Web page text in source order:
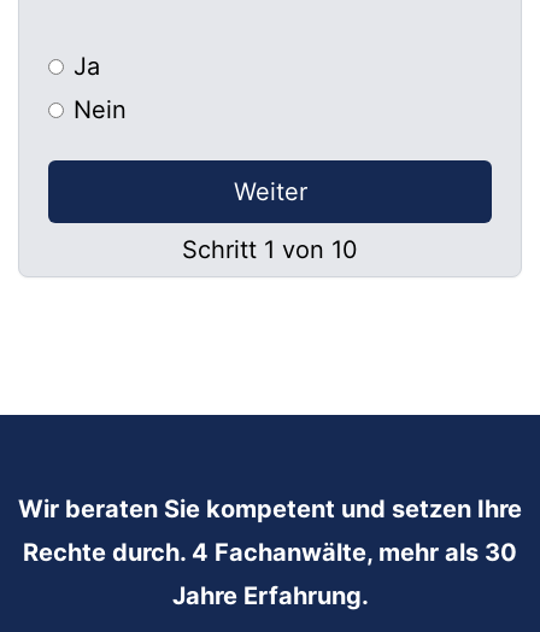
Ja
Nein
Weiter
Schritt 1 von 10
Wir beraten Sie kompetent und setzen Ihre
Rechte durch. 4 Fachanwälte, mehr als 30
Jahre Erfahrung.